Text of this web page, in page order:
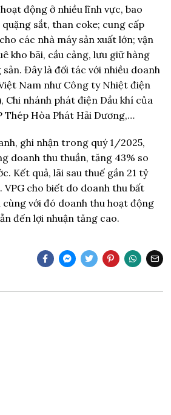
động ở nhiều lĩnh vực, bao
quặng sắt, than coke; cung cấp
các nhà máy sản xuất lớn; vận
kho bãi, cầu cảng, lưu giữ hàng
Đây là đối tác với nhiều doanh
Nam như Công ty Nhiệt điện
Chi nhánh phát điện Dầu khí của
Thép Hòa Phát Hải Dương,…
ghi nhận trong quý 1/2025,
doanh thu thuần, tăng 43% so
Kết quả, lãi sau thuế gần 21 tỷ
VPG cho biết do doanh thu bất
với đó doanh thu hoạt động
đến lợi nhuận tăng cao.